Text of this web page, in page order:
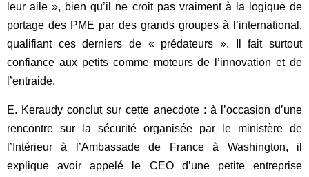
leur aile », bien qu’il ne croit pas vraiment à la logique de
portage des PME par des grands groupes à l’international,
qualifiant ces derniers de « prédateurs ». Il fait surtout
confiance aux petits comme moteurs de l’innovation et de
l’entraide.
E. Keraudy conclut sur cette anecdote : à l’occasion d’une
rencontre sur la sécurité organisée par le ministère de
l’Intérieur à l’Ambassade de France à Washington, il
explique avoir appelé le CEO d’une petite entreprise